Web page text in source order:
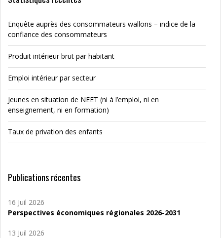
Enquête auprès des consommateurs wallons – indice de la
confiance des consommateurs
Produit intérieur brut par habitant
Emploi intérieur par secteur
Jeunes en situation de NEET (ni à l’emploi, ni en
enseignement, ni en formation)
Taux de privation des enfants
Publications récentes
16 Juil 2026
Perspectives économiques régionales 2026-2031
13 Juil 2026